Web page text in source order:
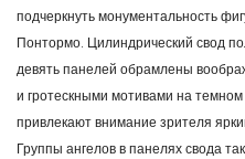
подчеркнуть монументальность
Понтормо. Цилиндрический свод
девять панелей обрамлены
и гротескными мотивами на
привлекают внимание зрителя
Группы ангелов в панелях свода